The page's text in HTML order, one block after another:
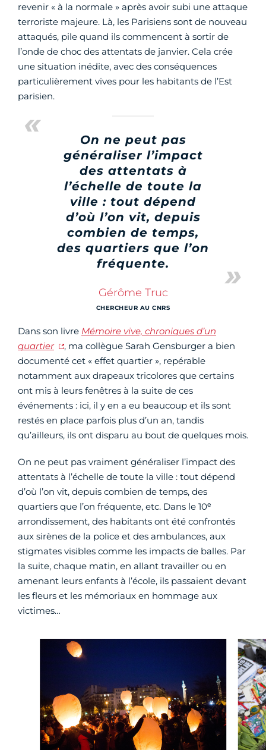
revenir « à la normale » après avoir subi une attaque
terroriste majeure. Là, les Parisiens sont de nouveau
attaqués, pile quand ils commencent à sortir de
l’onde de choc des attentats de janvier. Cela crée
une situation inédite, avec des conséquences
particulièrement vives pour les habitants de l’Est
parisien.
On ne peut pas
généraliser l’impact
des attentats à
l’échelle de toute la
ville : tout dépend
d’où l’on vit, depuis
combien de temps,
des quartiers que l’on
fréquente.
Gérôme Truc
CHERCHEUR AU CNRS
Dans son livre Mémoire vive, chroniques d’un
quartier
, ma collègue Sarah Gensburger a bien
documenté cet « effet quartier », repérable
notamment aux drapeaux tricolores que certains
ont mis à leurs fenêtres à la suite de ces
événements : ici, il y en a eu beaucoup et ils sont
restés en place parfois plus d’un an, tandis
qu’ailleurs, ils ont disparu au bout de quelques mois.
On ne peut pas vraiment généraliser l’impact des
attentats à l’échelle de toute la ville : tout dépend
d’où l’on vit, depuis combien de temps, des
quartiers que l’on fréquente, etc. Dans le 10e
arrondissement, des habitants ont été confrontés
aux sirènes de la police et des ambulances, aux
stigmates visibles comme les impacts de balles. Par
la suite, chaque matin, en allant travailler ou en
amenant leurs enfants à l’école, ils passaient devant
les fleurs et les mémoriaux en hommage aux
victimes…